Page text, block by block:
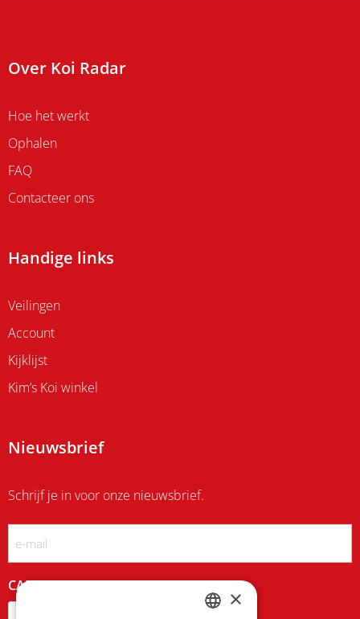
Over Koi Radar
Hoe het werkt
Ophalen
FAQ
Contacteer ons
Handige links
Veilingen
Account
Kijklijst
Kim’s Koi winkel
Nieuwsbrief
Schrijf je in voor onze nieuwsbrief.
CAPTCHA
×